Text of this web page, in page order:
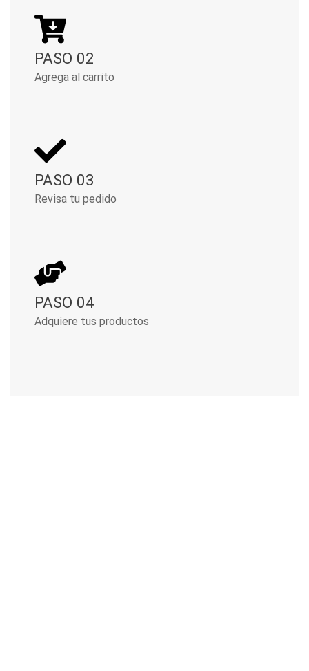
PASO 02
Agrega al carrito
PASO 03
Revisa tu pedido
PASO 04
Adquiere tus productos